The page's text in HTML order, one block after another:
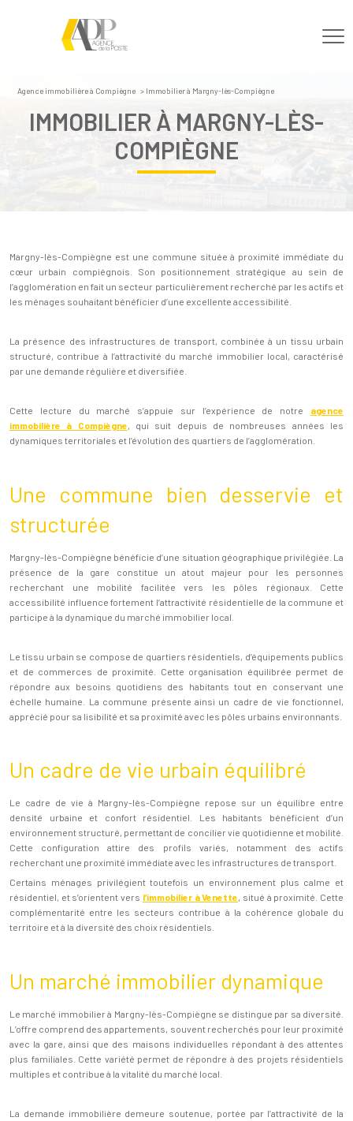
Agence immobilière à Compiègne Immobilier à Margny-lès-Compiègne
IMMOBILIER À MARGNY-LÈS-
COMPIÈGNE
Margny-lès-Compiègne est une commune située à proximité immédiate du
cœur urbain compiégnois. Son positionnement stratégique au sein de
l’agglomération en fait un secteur particulièrement recherché par les actifs et
les ménages souhaitant bénéficier d’une excellente accessibilité.
La présence des infrastructures de transport, combinée à un tissu urbain
structuré, contribue à l’attractivité du marché immobilier local, caractérisé
par une demande régulière et diversifiée.
Cette lecture du marché s’appuie sur l’expérience de notre agence
immobilière à Compiègne, qui suit depuis de nombreuses années les
dynamiques territoriales et l’évolution des quartiers de l’agglomération.
Une commune bien desservie et
structurée
Margny-lès-Compiègne bénéficie d’une situation géographique privilégiée. La
présence de la gare constitue un atout majeur pour les personnes
recherchant une mobilité facilitée vers les pôles régionaux. Cette
accessibilité influence fortement l’attractivité résidentielle de la commune et
participe à la dynamique du marché immobilier local.
Le tissu urbain se compose de quartiers résidentiels, d’équipements publics
et de commerces de proximité. Cette organisation équilibrée permet de
répondre aux besoins quotidiens des habitants tout en conservant une
échelle humaine. La commune présente ainsi un cadre de vie fonctionnel,
apprécié pour sa lisibilité et sa proximité avec les pôles urbains environnants.
Un cadre de vie urbain équilibré
Le cadre de vie à Margny-lès-Compiègne repose sur un équilibre entre
densité urbaine et confort résidentiel. Les habitants bénéficient d’un
environnement structuré, permettant de concilier vie quotidienne et mobilité.
Cette configuration attire des profils variés, notamment des actifs
recherchant une proximité immédiate avec les infrastructures de transport.
Certains ménages privilégient toutefois un environnement plus calme et
résidentiel, et s’orientent vers l’immobilier à Venette, situé à proximité. Cette
complémentarité entre les secteurs contribue à la cohérence globale du
territoire et à la diversité des choix résidentiels.
Un marché immobilier dynamique
Le marché immobilier à Margny-lès-Compiègne se distingue par sa diversité.
L’offre comprend des appartements, souvent recherchés pour leur proximité
avec la gare, ainsi que des maisons individuelles répondant à des attentes
plus familiales. Cette variété permet de répondre à des projets résidentiels
multiples et contribue à la vitalité du marché local.
La demande immobilière demeure soutenue, portée par l’attractivité de la